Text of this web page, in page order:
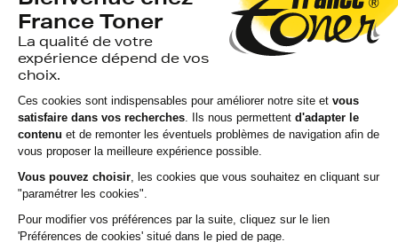
votre disposition si vous avez des
questions.
Nous sommes disponibles depuis votre espace client ou
directement par téléphone. N'hésitez pas à regarder nos
packs de cartouches si vous souhaitez optimiser le coût
à la feuille imprimée.
Toutes nos livraisons sont suivies depuis notre entrepôt
à leur arrivée chez vous ou au point de retrait. Nous
assurons une livraison rapide, sachant que votre
commande est souvent attendue avec impatience.